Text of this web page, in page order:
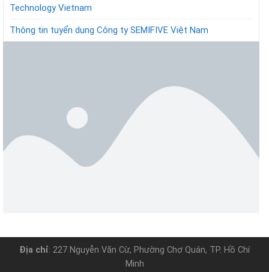
Technology Vietnam
Thông tin tuyển dụng Công ty SEMIFIVE Việt Nam
Địa chỉ: 227 Nguyễn Văn Cừ, Phường Chợ Quán, TP. Hồ Chí
Minh